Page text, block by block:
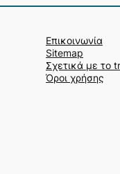
Επικοινωνία
Sitemap
Σχετικά με το
Όροι χρήσης